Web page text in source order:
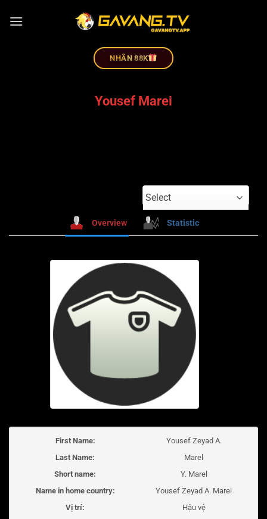
NHÂN 88K
Yousef Marei
Select
Overview Statistic
First Name:
Yousef Zeyad A.
Last Name:
Marel
Short name:
Y. Marel
Name in home country:
Yousef Zeyad A. Marei
Vị trí:
Hậu vệ